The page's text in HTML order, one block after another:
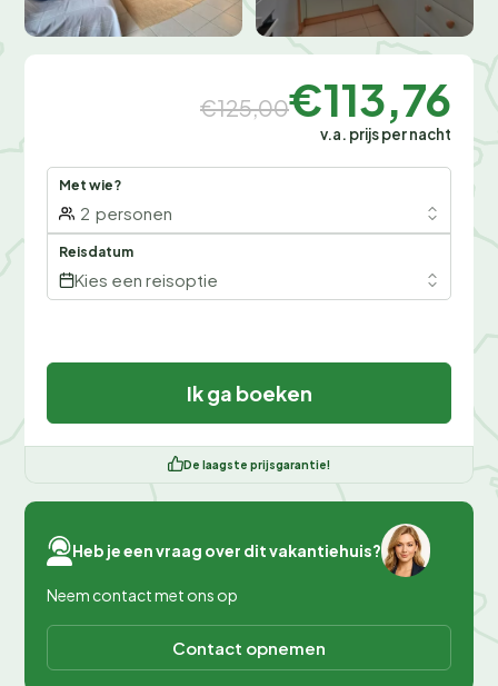
€125,00€113,76
v.a. prijs per nacht
Met wie?
2 personen
Reisdatum
Kies een reisoptie
Ik ga boeken
De laagste prijsgarantie!
Heb je een vraag over dit vakantiehuis?
Neem contact met ons op
Contact opnemen